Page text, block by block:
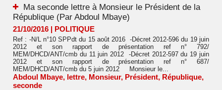
Ma seconde lettre à Monsieur le Président de la
République (Par Abdoul Mbaye)
21/10/2016 | POLITIQUE
Ref : -N/L n°10 SPPdt du 15 août 2016 -Décret 2012-596 du 19 juin
2012 et son rapport de présentation ref n° 792/
MEM/DHCD/ANT/cmb du 11 juin 2012 -Décret 2012-597 du 19 juin
2012 et son rapport de présentation ref n° 687/
MEM/DHCD/ANT/cmb du 5 juin 2012 Monsieur le...
Abdoul Mbaye, lettre, Monsieur, Président, République,
seconde